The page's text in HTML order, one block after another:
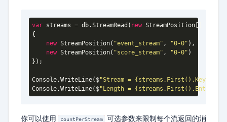
var streams = db.StreamRead( new StreamPosition[]
{
new StreamPosition( "event_stream" , "0-0" ),
new StreamPosition( "score_stream" , "0-0" )
});
Console.WriteLine($"Stream = {streams.First().Key}"
Console.WriteLine($"Length =
你可以使用 countPerStream
可选参数来限制每个流返回的消